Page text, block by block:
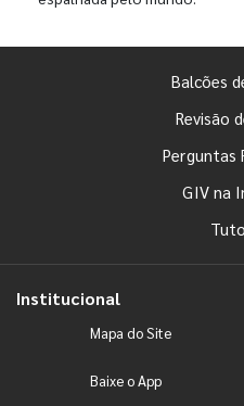
Balcões
Revisão
Perguntas
GIV na
Institucional
Mapa do Site
Baixe o App